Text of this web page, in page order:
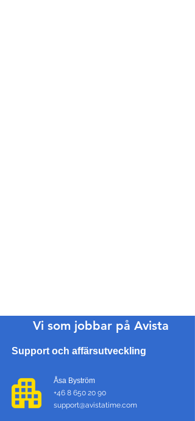
Vi som jobbar på Avista
Support och affärsutveckling
Åsa Byström
+46 8 650 20 90
support@avistatime.com